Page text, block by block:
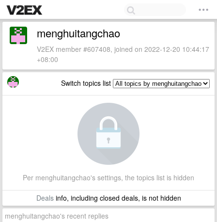
menghuitangchao
V2EX member #607408, joined on 2022-12-20 10:44:17
+08:00
Switch topics list
Per menghuitangchao's settings, the topics list is hidden
Dealsinfo, including closed deals, is not hidden
menghuitangchao's recent replies